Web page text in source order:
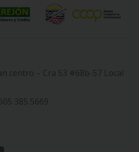
centro – Cra 53 #68b-57 Local
385 5669